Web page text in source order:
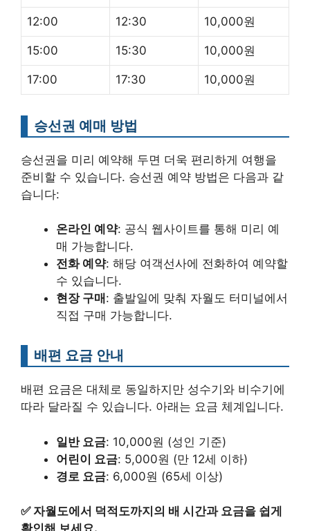
12:00 12:30 10,000원
15:00 15:30 10,000원
17:00 17:30 10,000원
승선권 예매 방법
승선권을 미리 예약해 두면 더욱 편리하게 여행을
준비할 수 있습니다. 승선권 예약 방법은 다음과 같
습니다:
온라인 예약: 공식 웹사이트를 통해 미리 예
매 가능합니다.
전화 예약: 해당 여객선사에 전화하여 예약할
수 있습니다.
현장 구매 : 출발일에 맞춰 자월도 터미널에서
직접 구매 가능합니다.
배편 요금 안내
배편 요금은 대체로 동일하지만 성수기와 비수기에
따라 달라질 수 있습니다. 아래는 요금 체계입니다.
일반 요금: 10,000원 (성인 기준)
어린이 요금: 5,000원 (만 12세 이하)
경로 요금: 6,000원 (65세 이상)
✅ 자월도에서 덕적도까지의 배 시간과 요금을 쉽게